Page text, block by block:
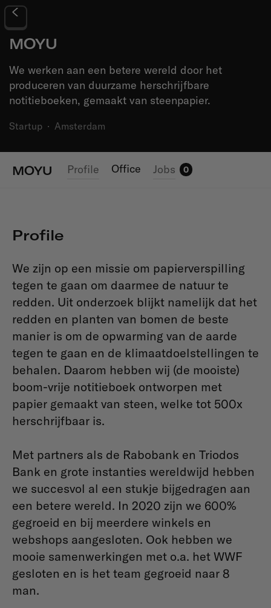
MOYU
We werken aan een betere wereld door het
produceren van duurzame herschrijfbare
notitieboeken, gemaakt van steenpapier.
Startup · Amsterdam
MOYU Profile Office Jobs 0
Profile
We zijn op een missie om papierverspilling
tegen te gaan om daarmee de natuur te
redden. Uit onderzoek blijkt namelijk dat het
redden en planten van bomen de beste
manier is om de opwarming van de aarde
tegen te gaan en de klimaatdoelstellingen te
behalen. Daarom hebben wij (de mooiste)
boom-vrije notitieboek ontworpen met
papier gemaakt van steen, welke tot 500x
herschrijfbaar is.
Met partners als de Rabobank en Triodos
Bank en grote instanties wereldwijd hebben
we succesvol al een stukje bijgedragen aan
een betere wereld. In 2020 zijn we 600%
gegroeid en bij meerdere winkels en
webshops aangesloten. Ook hebben we
mooie samenwerkingen met o.a. het WWF
gesloten en is het team gegroeid naar 8
man.